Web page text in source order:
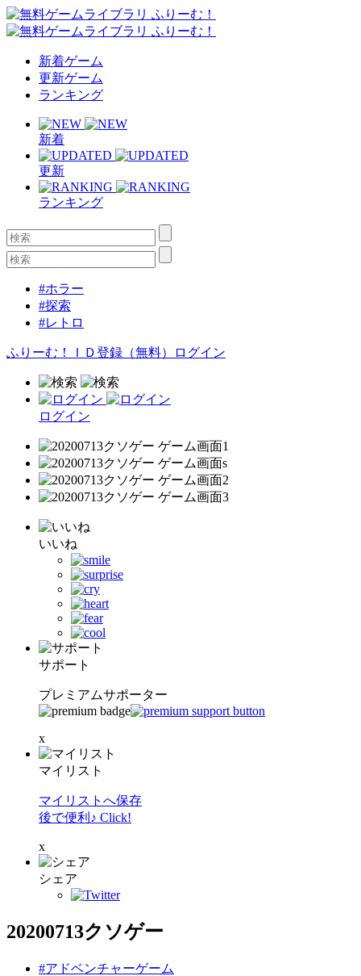
新着ゲーム
更新ゲーム
ランキング
新着
更新
ランキング
#ホラー
#探索
#レトロ
ふりーむ！ＩＤ登録（無料） ログイン
ログイン
いいね
サポート
プレミアムサポーター
x
マイリスト
マイリストへ保存
後で便利♪ Click!
x
シェア
20200713クソゲー
#アドベンチャーゲーム